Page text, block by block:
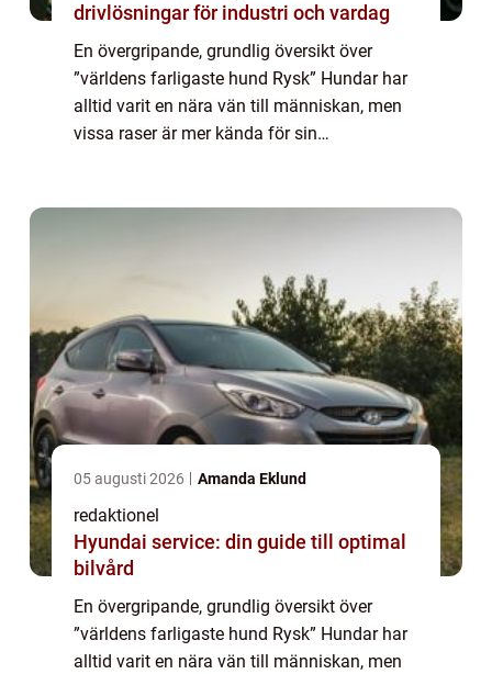
drivlösningar för industri och vardag
En övergripande, grundlig översikt över
”världens farligaste hund Rysk” Hundar har
alltid varit en nära vän till människan, men
vissa raser är mer kända för sin
05 augusti 2026 Amanda Eklund
redaktionel
Hyundai service: din guide till optimal
bilvård
En övergripande, grundlig översikt över
”världens farligaste hund Rysk” Hundar har
alltid varit en nära vän till människan, men